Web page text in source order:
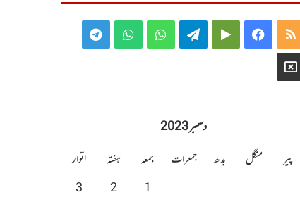
RSS
Facebook
Google
Telegram
WhatsApp
WhatsApp
Telegram
X
دسمبر 2023
پیر
منگل بدھ جمعرات جمعہ ہفتہ
اتوار
1
2
3